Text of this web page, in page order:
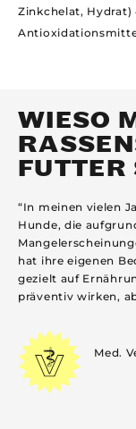
Zinkchelat, Hydrat)
WIESO
FUTTER
“In meinen vielen
Hunde, die
hat ihre eigenen
gezielt auf
präventiv wirken,
Med.